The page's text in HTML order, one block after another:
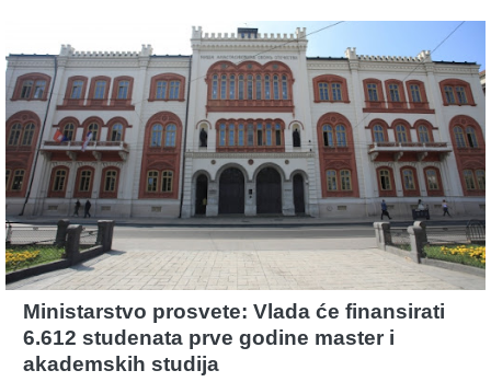
Ministarstvo prosvete: Vlada će finansirati
6.612 studenata prve godine master i
akademskih studija